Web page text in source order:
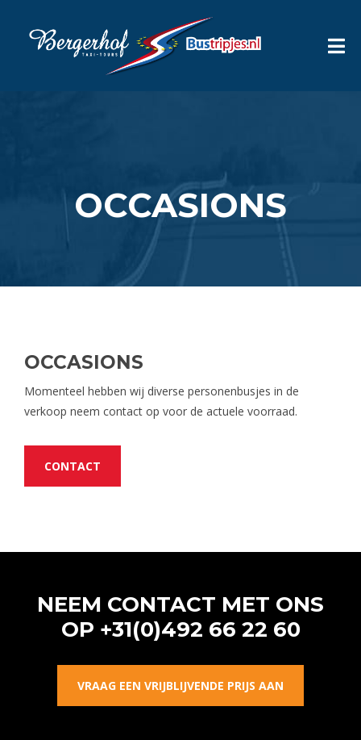
OCCASIONS
OCCASIONS
Momenteel hebben wij diverse personenbusjes in de
verkoop neem contact op voor de actuele voorraad.
CONTACT
NEEM CONTACT MET ONS
OP +31(0)492 66 22 60
VRAAG EEN VRIJBLIJVENDE PRIJS AAN